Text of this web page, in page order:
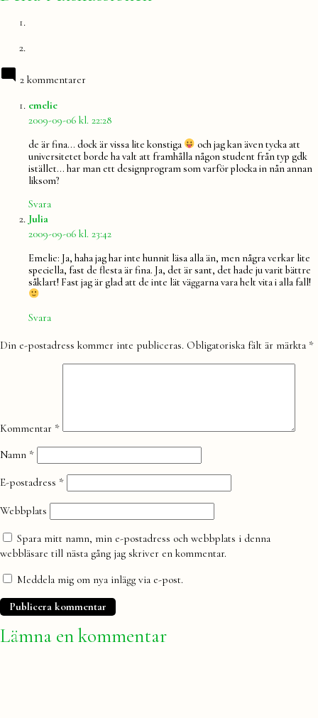
2 kommentarer
emeliesäger:
2009-09-06 kl. 22:28
de är fina… dock är vissa lite konstiga
och jag kan även tycka att
universitetet borde ha valt att framhålla någon student från typ gdk
istället… har man ett designprogram som varför plocka in nån annan
liksom?
Svara
Julia
2009-09-06 kl. 23:42
Emelie: Ja, haha jag har inte hunnit läsa alla än, men några verkar lite
speciella, fast de flesta är fina. Ja, det är sant, det hade ju varit bättre
såklart! Fast jag är glad att de inte lät väggarna vara helt vita i alla fall!
Svara
Lämna
Din e-postadress kommer inte publiceras. Obligatoriska fält är märkta *
Kommentar *
Namn *
E-postadress *
Webbplats
Spara mitt namn, min e-postadress och webbplats i denna
webbläsare till nästa gång jag skriver en kommentar.
Meddela mig om nya inlägg via e-post.
Lämna en kommentar